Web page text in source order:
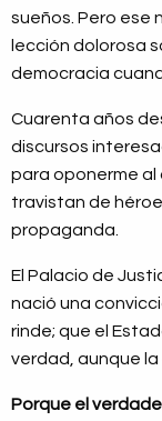
sueños. Pero ese
lección dolorosa
democracia
Cuarenta años
discursos
para oponerme al
travistan de
propaganda.
El Palacio de
nació una
rinde; que el
verdad, aunque la
Porque el